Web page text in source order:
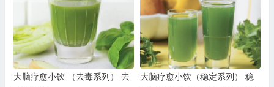
大脑疗愈小饮 （去毒系列） 去
大脑疗愈小饮（稳定系列） 稳